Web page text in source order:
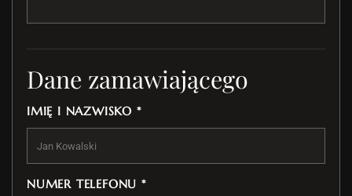
Dane zamawiającego
IMIĘ I NAZWISKO *
NUMER TELEFONU *